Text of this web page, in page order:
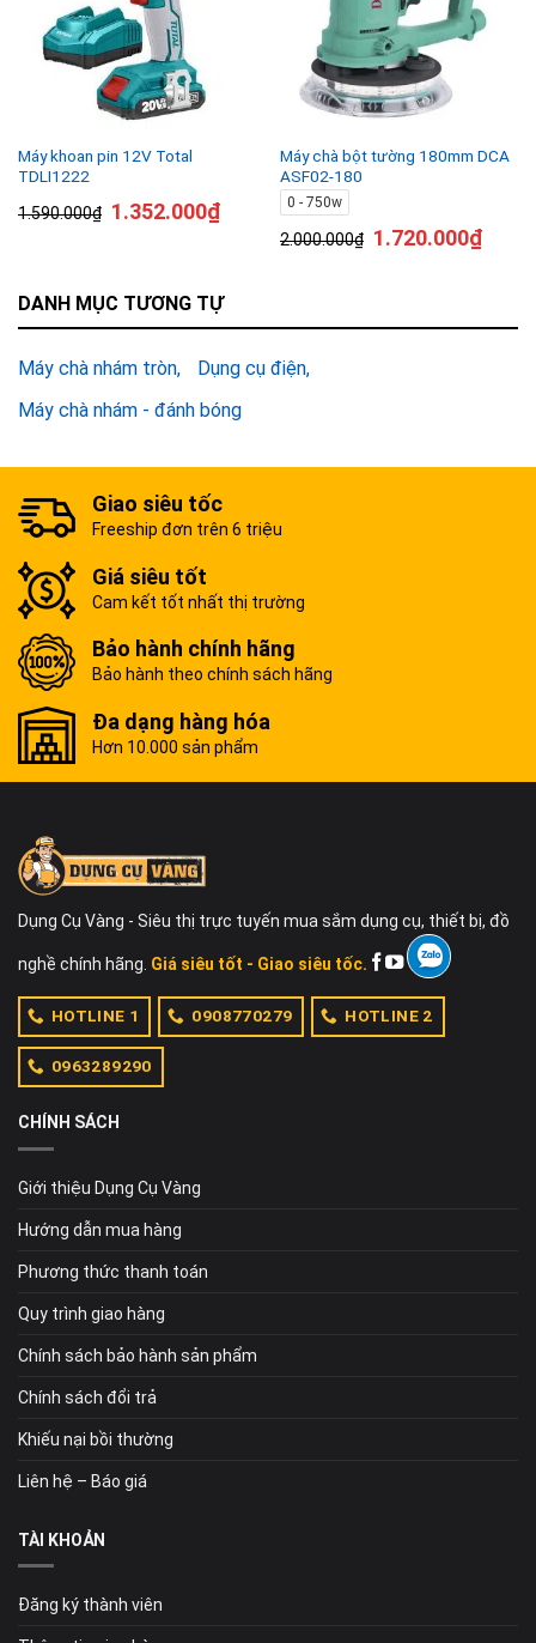
Máy khoan pin 12V Total
TDLI1222
1.590.000₫ 1.352.000₫
Máy chà bột tường 180mm DCA
ASF02-180
0 - 750w
2.000.000₫ 1.720.000₫
DANH MỤC TƯƠNG TỰ
Máy chà nhám tròn
Dụng cụ điện
Máy chà nhám - đánh bóng
Giao siêu tốc
Freeship đơn trên 6 triệu
Giá siêu tốt
Cam kết tốt nhất thị trường
Bảo hành chính hãng
Bảo hành theo chính sách hãng
Đa dạng hàng hóa
Hơn 10.000 sản phẩm
Dụng Cụ Vàng - Siêu thị trực tuyến mua sắm dụng cụ, thiết bị, đồ
nghề chính hãng. Giá siêu tốt - Giao siêu tốc.
HOTLINE 1 0908770279 HOTLINE 2
0963289290
CHÍNH SÁCH
Giới thiệu Dụng Cụ Vàng
Hướng dẫn mua hàng
Phương thức thanh toán
Quy trình giao hàng
Chính sách bảo hành sản phẩm
Chính sách đổi trả
Khiếu nại bồi thường
Liên hệ – Báo giá
TÀI KHOẢN
Đăng ký thành viên